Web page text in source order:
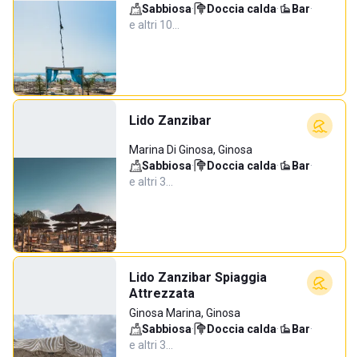
Sabbiosa· Doccia calda· Bar·
e altri 10…
Lido Zanzibar
Marina Di Ginosa, Ginosa
Sabbiosa· Doccia calda· Bar·
e altri 3…
Lido Zanzibar Spiaggia
Attrezzata
Ginosa Marina, Ginosa
Sabbiosa· Doccia calda· Bar·
e altri 3…